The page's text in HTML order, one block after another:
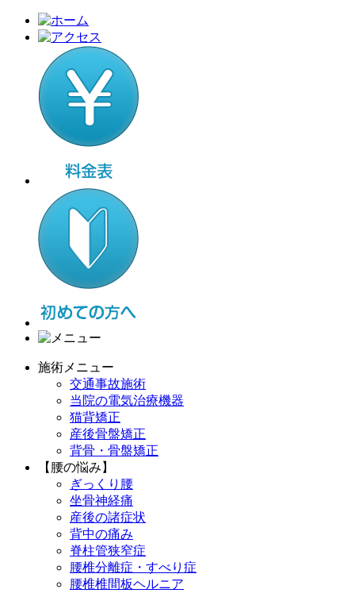
施術メニュー
交通事故施術
当院の電気治療機器
猫背矯正
産後骨盤矯正
背骨・骨盤矯正
【腰の悩み】
ぎっくり腰
坐骨神経痛
産後の諸症状
背中の痛み
脊柱管狭窄症
腰椎分離症・すべり症
腰椎椎間板ヘルニア